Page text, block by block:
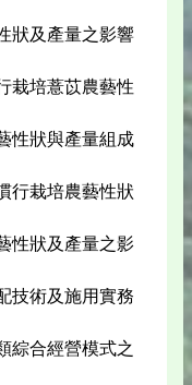
狀及產量之影響
栽培薏苡農藝性
性狀與產量組成
行栽培農藝性狀
性狀及產量之影
技術及施用實務
綜合經營模式之